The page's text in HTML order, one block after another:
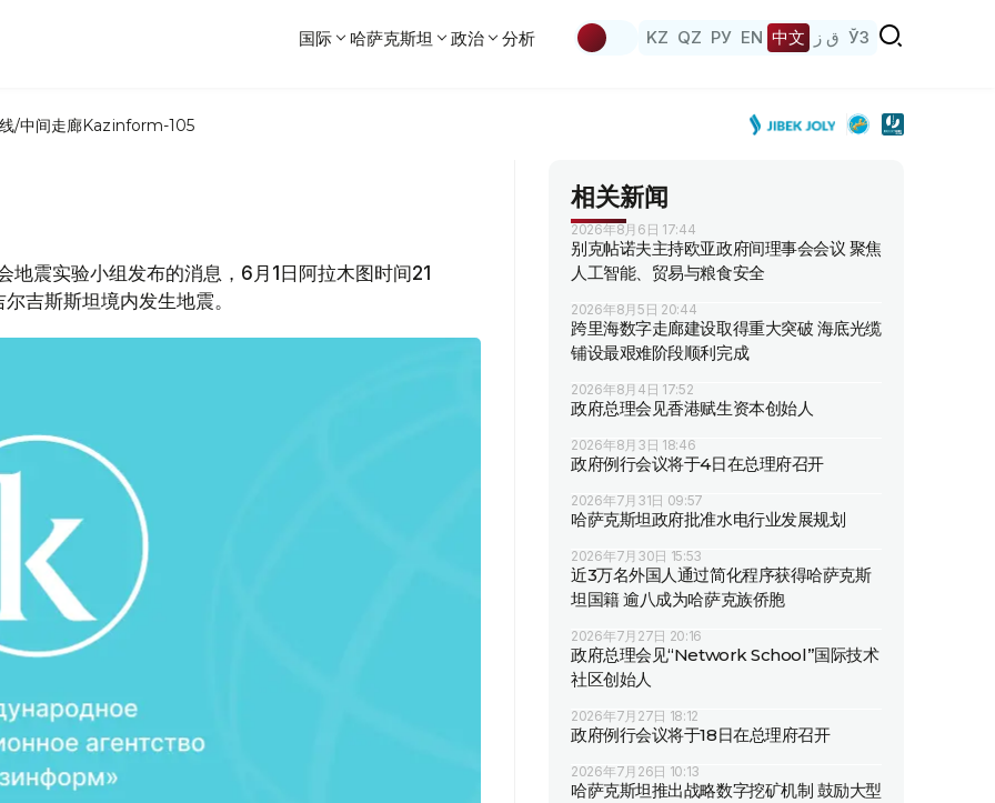
国际 哈萨克斯坦 政治 分析 KZ QZ РУ EN 中文 ق ز ЎЗ
/中间走廊Kazinform-105
震实验小组发布的消息，6月1日阿拉木图时间21
吉斯斯坦境内发生地震。
相关新闻
2026年8月6日 17:44
别克帖诺夫主持欧亚政府间理事会会议 聚焦
人工智能、贸易与粮食安全
2026年8月5日 20:44
跨里海数字走廊建设取得重大突破 海底光缆
铺设最艰难阶段顺利完成
2026年8月4日 17:52
政府总理会见香港赋生资本创始人
2026年8月3日 18:46
政府例行会议将于4日在总理府召开
2026年7月31日 09:57
哈萨克斯坦政府批准水电行业发展规划
2026年7月30日 15:53
近3万名外国人通过简化程序获得哈萨克斯
坦国籍 逾八成为哈萨克族侨胞
2026年7月27日 20:16
政府总理会见“Network School”国际技术
社区创始人
2026年7月27日 18:12
政府例行会议将于18日在总理府召开
2026年7月26日 10:13
哈萨克斯坦推出战略数字挖矿机制 鼓励大型